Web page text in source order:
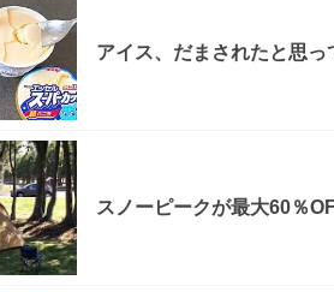
アイス、だまされたと思
スノーピークが最大60％